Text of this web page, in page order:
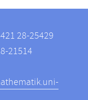
28-25429
21514